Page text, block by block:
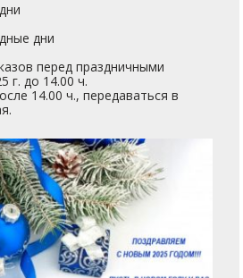
дни
перед праздничными
г. до 14.00 ч.
14.00 ч., передаваться в